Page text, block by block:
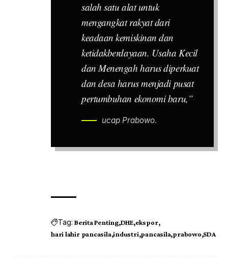
salah satu alat untuk
mengangkat rakyat dari
keadaan kemiskinan dan
ketidakberdayaan. Usaha Kecil
dan Menengah harus diperkuat
dan desa harus menjadi pusat
pertumbuhan ekonomi baru,”
ucap Prabowo.
Tag: Berita Penting DHE ekspor
hari lahir pancasila industri pancasila prabowo SDA